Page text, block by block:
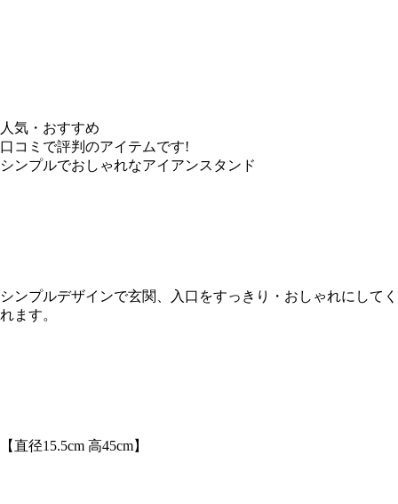
人気・おすすめ
口コミで評判のアイテムです!
シンプルでおしゃれなアイアンスタンド
シンプルデザインで玄関、入口をすっきり・おしゃれにしてく
れます。
【直径15.5cm 高45cm】